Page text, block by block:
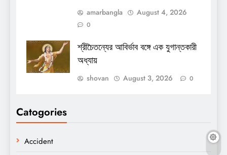
amarbangla August 4, 2026
0
শ্রীচৈতন্যের আবির্ভাব বঙ্গে এক যুগান্তকারী
অধ্যায়
shovan August 3, 2026 0
Catogories
Accident